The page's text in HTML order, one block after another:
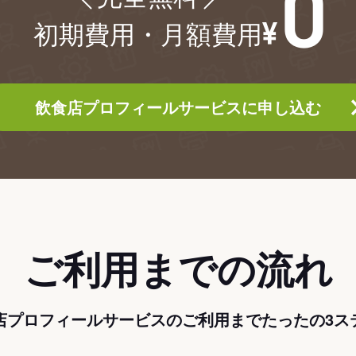
初期費用・月額費用
飲食店プロフィールサービスに申し込む
ご利用までの流れ
プロフィールサービスのご利用までたったの3ス